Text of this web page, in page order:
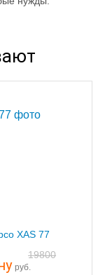
XAS 77
19800
руб.